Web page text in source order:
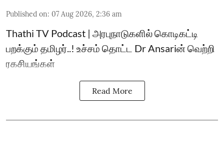
Published on: 07 Aug 2026, 2:36 am
Thathi TV Podcast | அரபுநாடுகளில் கொடிகட்டி
பறக்கும் தமிழர்..! உச்சம் தொட்ட Dr Ansariன் வெற்றி
ரகசியங்கள்
Read More